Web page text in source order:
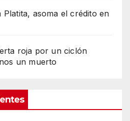
Platita, asoma el crédito en
roja por un ciclón
un muerto